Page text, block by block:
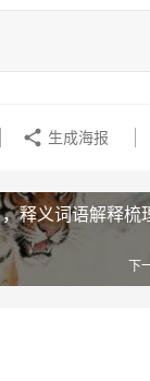
生成海报
释义词语解释梳
下